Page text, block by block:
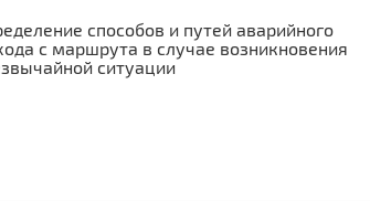
способов и путей аварийного
с маршрута в случае возникновения
ситуации